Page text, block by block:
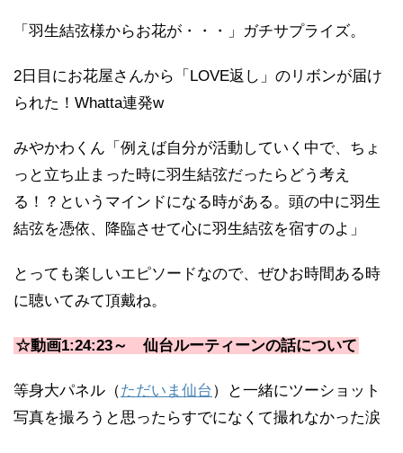
「羽生結弦様からお花が・・・」ガチサプライズ。
2日目にお花屋さんから「LOVE返し」のリボンが届け
られた！Whatta連発w
みやかわくん「例えば自分が活動していく中で、ちょ
っと立ち止まった時に羽生結弦だったらどう考え
る！？というマインドになる時がある。頭の中に羽生
結弦を憑依、降臨させて心に羽生結弦を宿すのよ」
とっても楽しいエピソードなので、ぜひお時間ある時
に聴いてみて頂戴ね。
☆動画1:24:23～ 仙台ルーティーンの話について
等身大パネル（ただいま仙台 ）と一緒にツーショット
写真を撮ろうと思ったらすでになくて撮れなかった涙